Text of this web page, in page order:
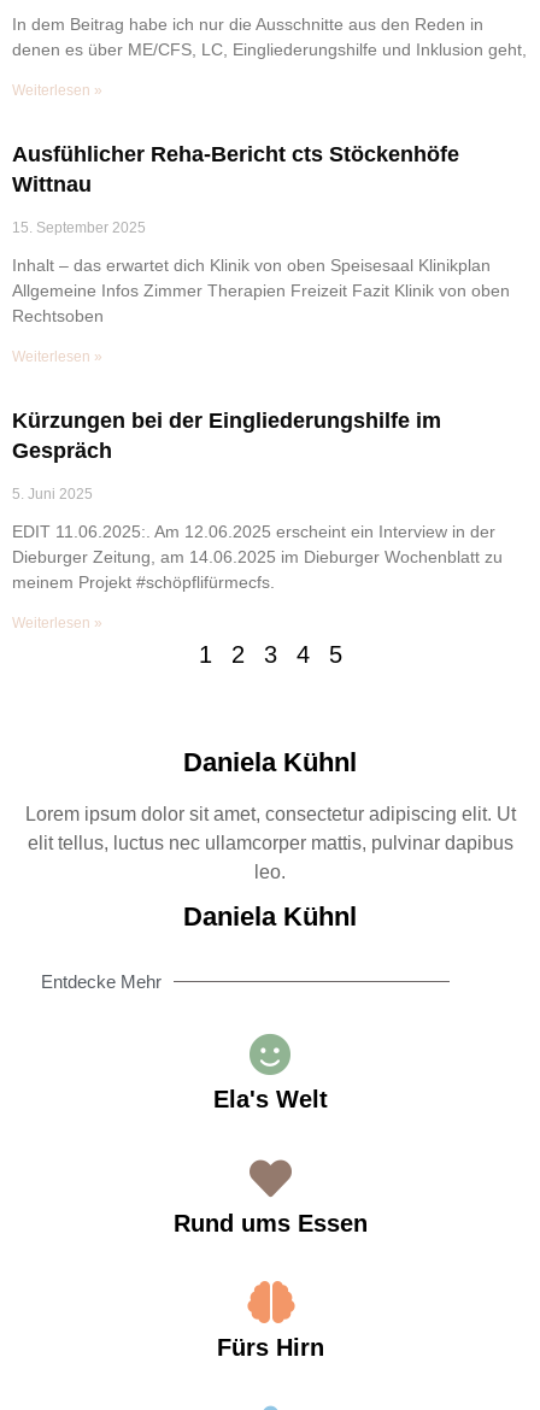
In dem Beitrag habe ich nur die Ausschnitte aus den Reden in
denen es über ME/CFS, LC, Eingliederungshilfe und Inklusion geht,
Weiterlesen »
Ausfühlicher Reha-Bericht cts Stöckenhöfe
Wittnau
15. September 2025
Inhalt – das erwartet dich Klinik von oben Speisesaal Klinikplan
Allgemeine Infos Zimmer Therapien Freizeit Fazit Klinik von oben
Rechtsoben
Weiterlesen »
Kürzungen bei der Eingliederungshilfe im
Gespräch
5. Juni 2025
EDIT 11.06.2025:. Am 12.06.2025 erscheint ein Interview in der
Dieburger Zeitung, am 14.06.2025 im Dieburger Wochenblatt zu
meinem Projekt #schöpflifürmecfs.
Weiterlesen »
1 2 3 4 5
Daniela Kühnl
Lorem ipsum dolor sit amet, consectetur adipiscing elit. Ut
elit tellus, luctus nec ullamcorper mattis, pulvinar dapibus
leo.
Daniela Kühnl
Entdecke Mehr
Ela's Welt
Rund ums Essen
Fürs Hirn